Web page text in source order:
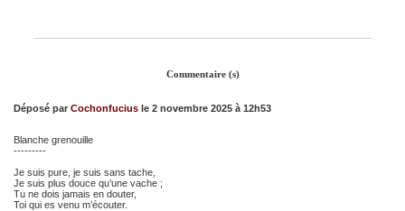
Commentaire (s)
Déposé par Cochonfucius le 2 novembre 2025 à 12h53
Blanche grenouille
---------
Je suis pure, je suis sans tache,
Je suis plus douce qu’une vache ;
Tu ne dois jamais en douter,
Toi qui es venu m’écouter.